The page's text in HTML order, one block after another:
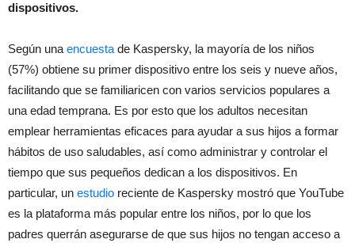
dispositivos.
Según una encuesta de Kaspersky, la mayoría de los niños
(57%) obtiene su primer dispositivo entre los seis y nueve años,
facilitando que se familiaricen con varios servicios populares a
una edad temprana. Es por esto que los adultos necesitan
emplear herramientas eficaces para ayudar a sus hijos a formar
hábitos de uso saludables, así como administrar y controlar el
tiempo que sus pequeños dedican a los dispositivos. En
particular, un estudio reciente de Kaspersky mostró que YouTube
es la plataforma más popular entre los niños, por lo que los
padres querrán asegurarse de que sus hijos no tengan acceso a